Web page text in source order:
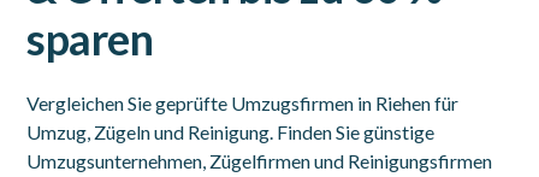
sparen
Vergleichen Sie geprüfte Umzugsfirmen in Riehen für
Umzug, Zügeln und Reinigung. Finden Sie günstige
Umzugsunternehmen, Zügelfirmen und Reinigungsfirmen